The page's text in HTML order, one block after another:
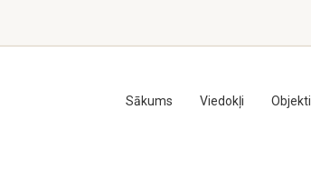
Sākums Viedokļi Objekti